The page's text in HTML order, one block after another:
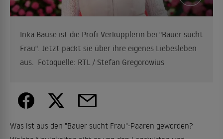
Inka Bause ist die Profi-Verkupplerin bei "Bauer sucht
Frau". Jetzt packt sie über ihre eigenes Liebesleben
aus. Fotoquelle: RTL / Stefan Gregorowius
Was ist aus den "Bauer sucht Frau"-Paaren geworden?